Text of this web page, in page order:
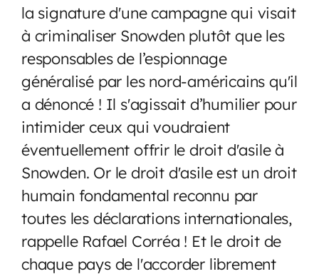
la signature d'une campagne qui visait
à criminaliser Snowden plutôt que les
responsables de l’espionnage
généralisé par les nord-américains qu'il
a dénoncé ! Il s'agissait d’humilier pour
intimider ceux qui voudraient
éventuellement offrir le droit d'asile à
Snowden. Or le droit d'asile est un droit
humain fondamental reconnu par
toutes les déclarations internationales,
rappelle Rafael Corréa ! Et le droit de
chaque pays de l'accorder librement